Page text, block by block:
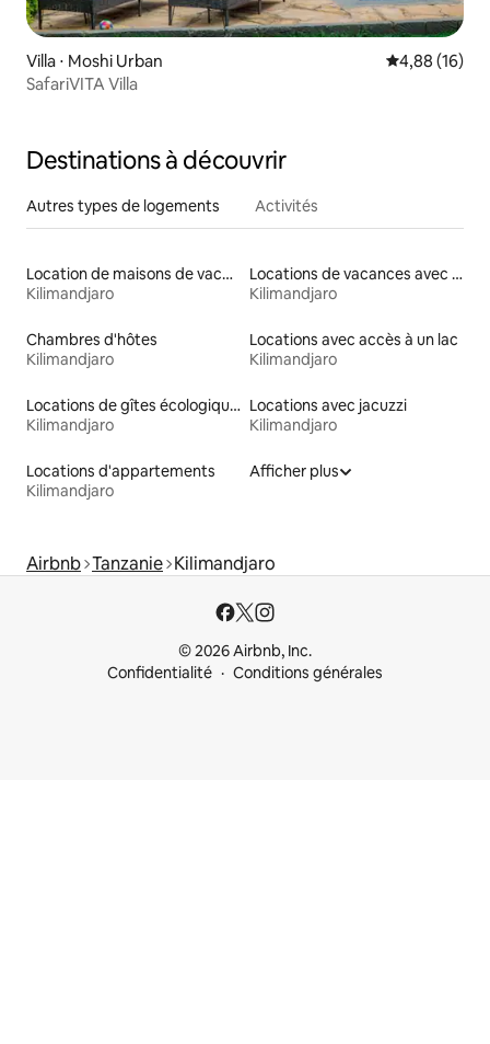
Villa ⋅ Moshi Urban Évaluation
4,88 (16)
SafariVITA Villa
Destinations à découvrir
Autres types de logements Activités
Location de maisons de vacances
Kilimandjaro
Locations de vacances avec piscine
Kilimandjaro
Chambres d'hôtes
Kilimandjaro
Locations avec accès à un lac
Kilimandjaro
Locations de gîtes écologiques
Kilimandjaro
Locations avec jacuzzi
Kilimandjaro
Locations d'appartements
Kilimandjaro
Afficher plus
Airbnb Tanzanie Kilimandjaro
© 2026 Airbnb, Inc.
Confidentialité
Conditions générales